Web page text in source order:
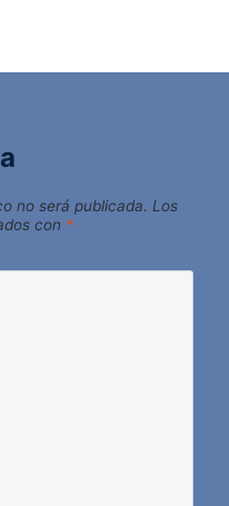
no será publicada. Los
con *